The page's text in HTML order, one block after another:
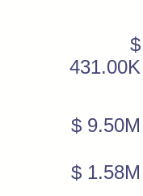
$
431.00K
$ 9.50M
$ 1.58M